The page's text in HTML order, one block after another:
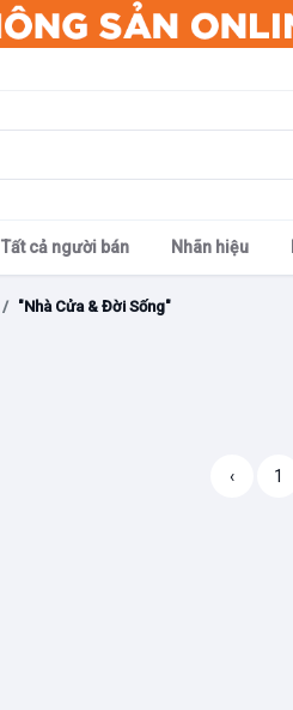
Tất cả người bán Nhãn hiệu
"Nhà Cửa & Đời Sống"
‹ 1